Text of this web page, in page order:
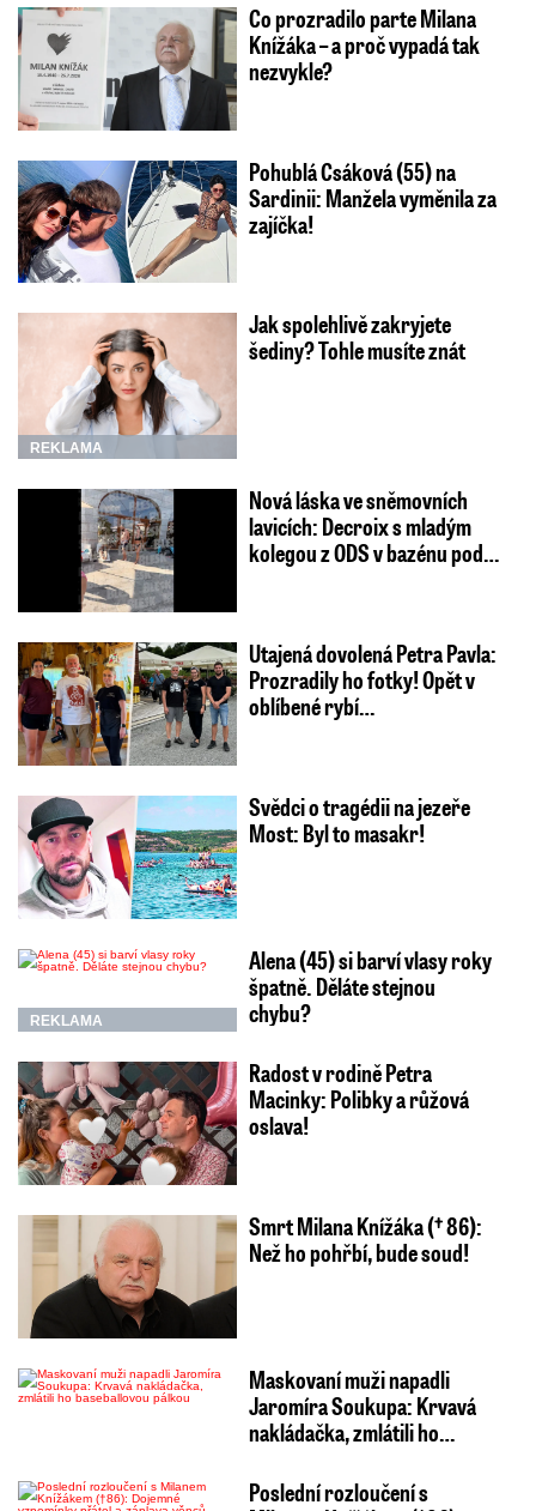
Co prozradilo parte Milana
Knížáka – a proč vypadá tak
nezvykle?
Pohublá Csáková (55) na
Sardinii: Manžela vyměnila za
zajíčka!
REKLAMA
Jak spolehlivě zakryjete
šediny? Tohle musíte znát
Nová láska ve sněmovních
lavicích: Decroix s mladým
kolegou z ODS v bazénu pod…
Utajená dovolená Petra Pavla:
Prozradily ho fotky! Opět v
oblíbené rybí…
Svědci o tragédii na jezeře
Most: Byl to masakr!
REKLAMA
Alena (45) si barví vlasy roky
špatně. Děláte stejnou
chybu?
Radost v rodině Petra
Macinky: Polibky a růžová
oslava!
Smrt Milana Knížáka († 86):
Než ho pohřbí, bude soud!
Maskovaní muži napadli
Jaromíra Soukupa: Krvavá
nakládačka, zmlátili ho…
Poslední rozloučení s